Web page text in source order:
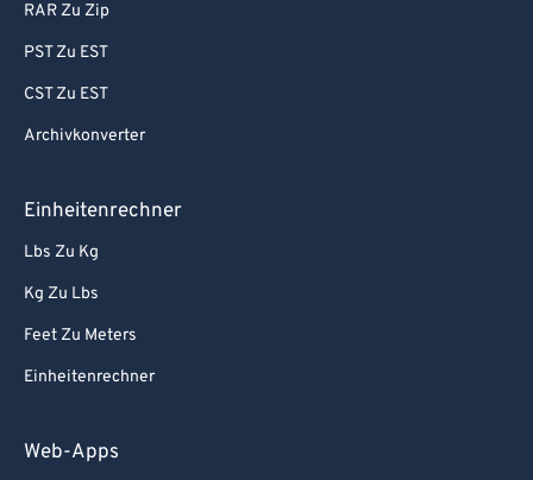
RAR Zu Zip
PST Zu EST
CST Zu EST
Archivkonverter
Einheitenrechner
Lbs Zu Kg
Kg Zu Lbs
Feet Zu Meters
Einheitenrechner
Web-Apps